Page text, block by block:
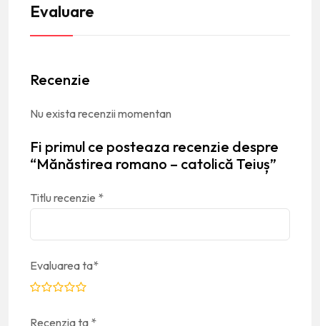
Evaluare
Recenzie
Nu exista recenzii momentan
Fi primul ce posteaza recenzie despre
“Mănăstirea romano – catolică Teiuș”
Titlu recenzie *
Evaluarea ta*
Recenzia ta *